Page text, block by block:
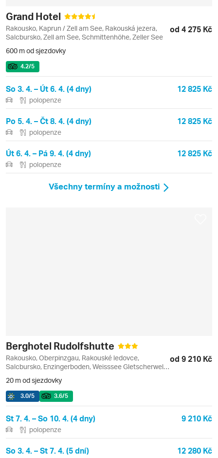
Grand Hotel
Rakousko, Kaprun / Zell am See, Rakouská jezera,
Salcbursko, Zell am See, Schmittenhöhe, Zeller See
od 4 275 Kč
600 m od sjezdovky
4.2/5
So 3. 4. – Út 6. 4. (4 dny) 12 825 Kč
polopenze
Po 5. 4. – Čt 8. 4. (4 dny) 12 825 Kč
polopenze
Út 6. 4. – Pá 9. 4. (4 dny) 12 825 Kč
polopenze
Všechny termíny a možnosti
Berghotel Rudolfshutte
Rakousko, Oberpinzgau, Rakouské ledovce,
Salcbursko, Enzingerboden, Weisssee Gletscherwelt
od 9 210 Kč
20 m od sjezdovky
3.0/5 3.6/5
St 7. 4. – So 10. 4. (4 dny) 9 210 Kč
polopenze
So 3. 4. – St 7. 4. (5 dní) 12 280 Kč